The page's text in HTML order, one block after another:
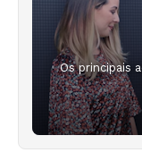
Os principais